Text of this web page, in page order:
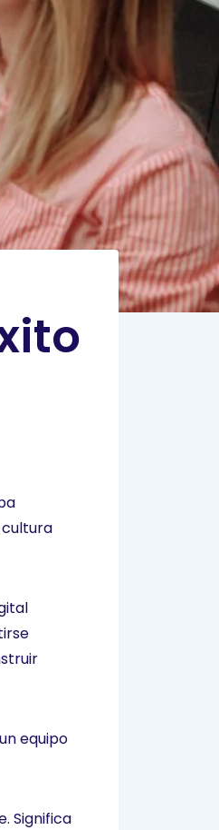
equipo
Significa